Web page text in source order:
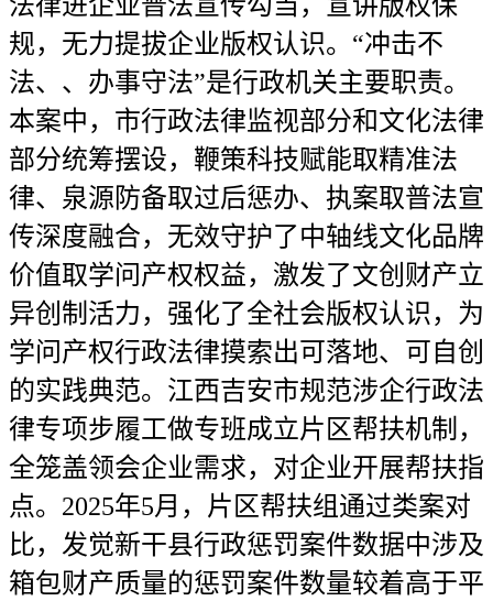
规，无力提拔企业版权认识。“冲击不
法、、办事守法”是行政机关主要职责。
本案中，市行政法律监视部分和文化法律
部分统筹摆设，鞭策科技赋能取精准法
律、泉源防备取过后惩办、执案取普法宣
传深度融合，无效守护了中轴线文化品牌
价值取学问产权权益，激发了文创财产立
异创制活力，强化了全社会版权认识，为
学问产权行政法律摸索出可落地、可自创
的实践典范。江西吉安市规范涉企行政法
律专项步履工做专班成立片区帮扶机制，
全笼盖领会企业需求，对企业开展帮扶指
点。2025年5月，片区帮扶组通过类案对
比，发觉新干县行政惩罚案件数据中涉及
箱包财产质量的惩罚案件数量较着高于平